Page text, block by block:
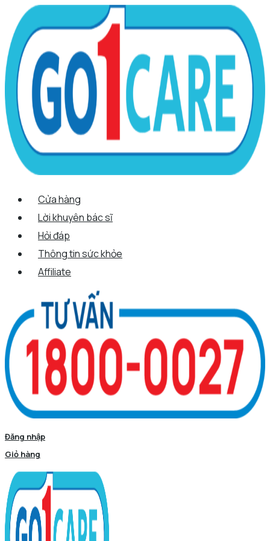
nội
dung
Menu
Cửa hàng
Lời khuyên bác sĩ
Hỏi đáp
Thông tin sức khỏe
Affiliate
Đăng nhập
Giỏ hàng
Quantity
Scroll
Up